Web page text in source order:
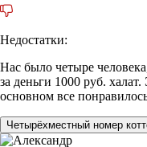
Недостатки:
Нас было четыре
за деньги 1000 руб.
основном все
Четырёхместный номер